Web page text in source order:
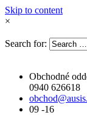
Skip to content
×
Search for:
Obchodné
0940 626618
09 -16